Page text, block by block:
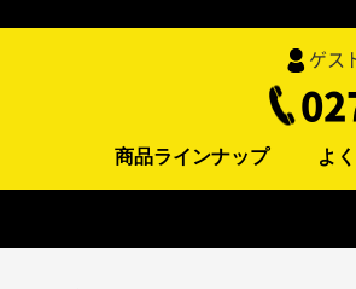
ゲス
商品ラインナップ よ